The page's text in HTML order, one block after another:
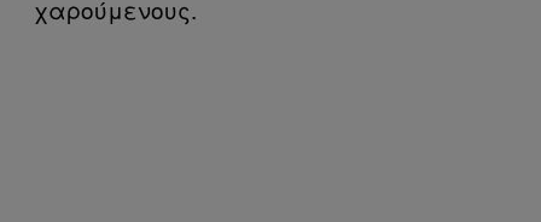
χαρούμενους.